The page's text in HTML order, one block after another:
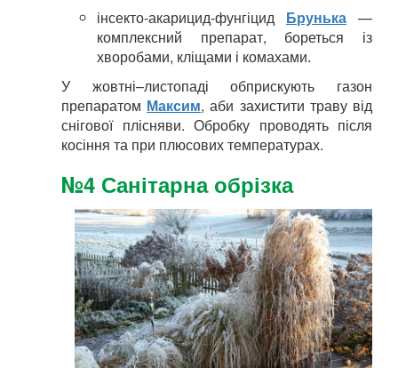
інсекто-акарицид-фунгіцид Брунька —
комплексний препарат, бореться із
хворобами, кліщами і комахами.
У жовтні–листопаді обприскують газон
препаратом Максим, аби захистити траву від
снігової плісняви. Обробку проводять після
косіння та при плюсових температурах.
№4 Санітарна обрізка